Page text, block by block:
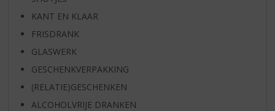
KANT EN KLAAR
FRISDRANK
GLASWERK
GESCHENKVERPAKKING
(RELATIE)GESCHENKEN
ALCOHOLVRIJE DRANKEN